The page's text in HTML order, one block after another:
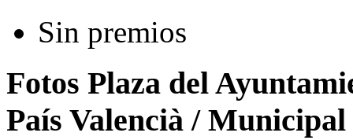
Sin premios
Fotos Plaza del
País Valencià /